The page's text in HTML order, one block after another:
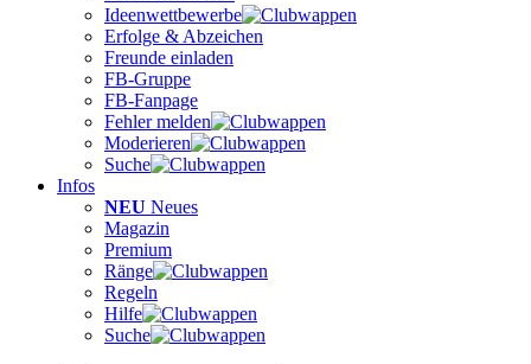
Ideenwettbewerbe
Erfolge & Abzeichen
Freunde einladen
FB-Gruppe
FB-Fanpage
Fehler melden
Moderieren
Suche
Infos
NEU Neues
Magazin
Premium
Ränge
Regeln
Hilfe
Suche